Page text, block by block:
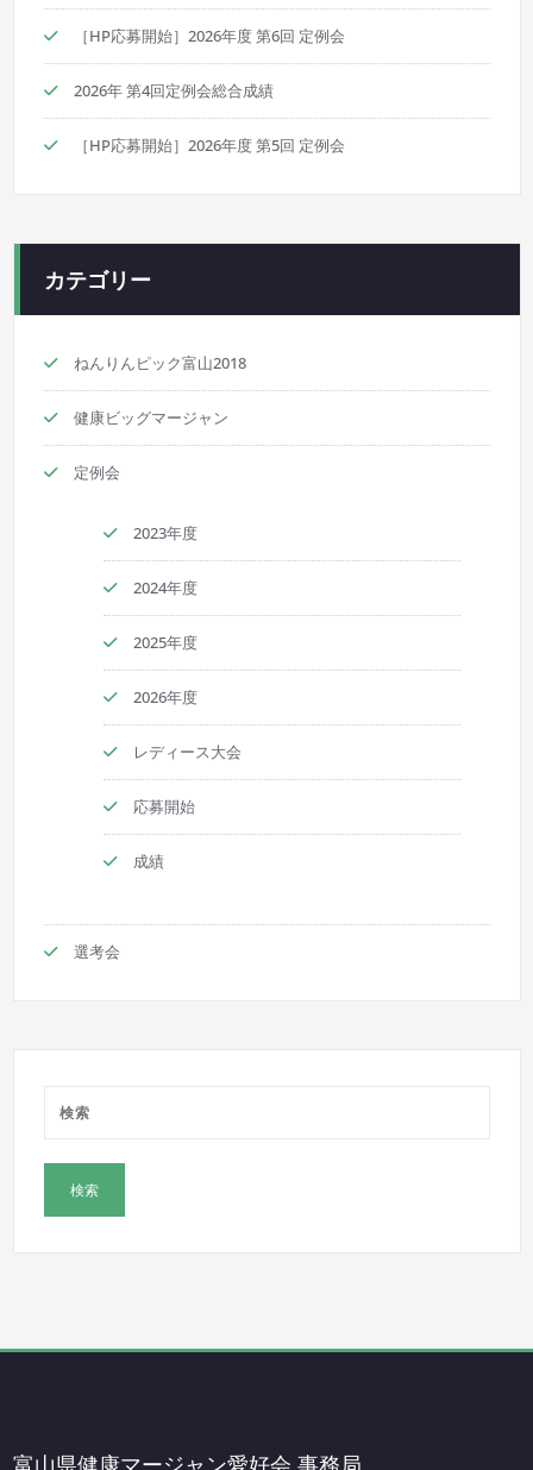
［HP応募開始］2026年度 第6回 定例会
2026年 第4回定例会総合成績
［HP応募開始］2026年度 第5回 定例会
カテゴリー
ねんりんピック富山2018
健康ビッグマージャン
定例会
2023年度
2024年度
2025年度
2026年度
レディース大会
応募開始
成績
選考会
富山県健康マージャン愛好会 事務局